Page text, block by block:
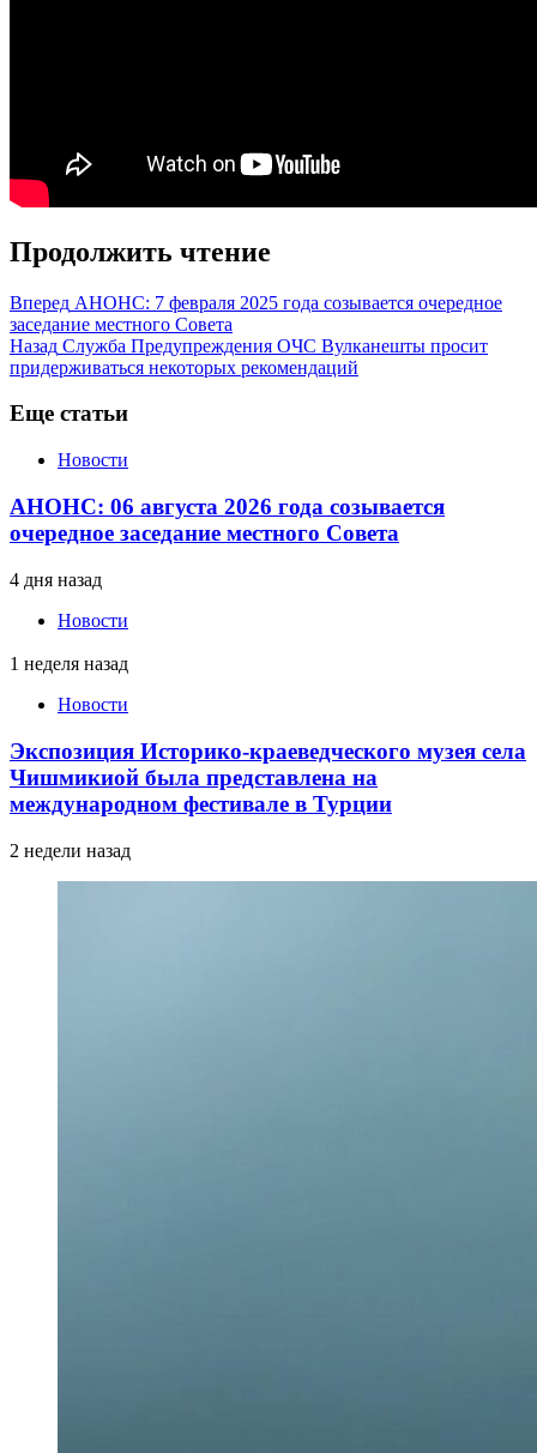
Продолжить чтение
Вперед АНОНС: 7 февраля 2025 года созывается очередное
заседание местного Совета
Назад Служба Предупреждения ОЧС Вулканешты просит
придерживаться некоторых рекомендаций
Еще статьи
Новости
АНОНС: 06 августа 2026 года созывается
очередное заседание местного Совета
4 дня назад
Новости
1 неделя назад
Новости
Экспозиция Историко-краеведческого музея села
Чишмикиой была представлена на
международном фестивале в Турции
2 недели назад